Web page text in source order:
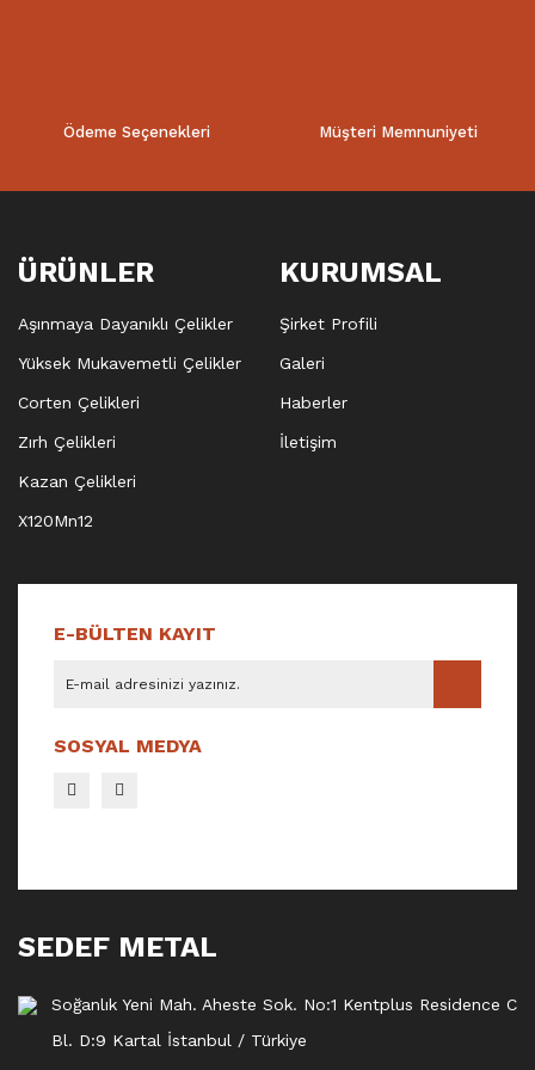
Ödeme Seçenekleri Müşteri Memnuniyeti
SEDEF METAL
Soğanlık Yeni Mah. Aheste Sok. No:1 Kentplus Residence C
Bl. D:9 Kartal İstanbul / Türkiye
ÜRÜNLER
Aşınmaya Dayanıklı Çelikler
Yüksek Mukavemetli Çelikler
Corten Çelikleri
Zırh Çelikleri
Kazan Çelikleri
X120Mn12
KURUMSAL
Şirket Profili
Galeri
Haberler
İletişim
E-BÜLTEN KAYIT
SOSYAL MEDYA